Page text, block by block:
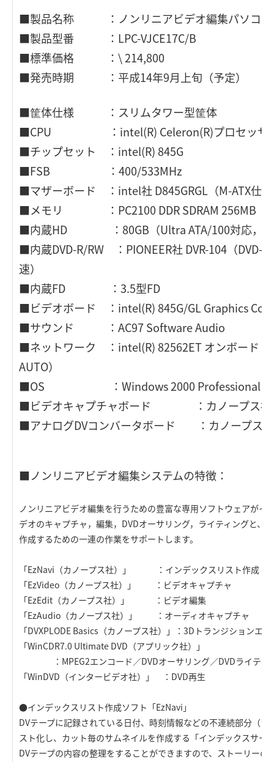
■製品名称 ：ノンリニアビデオ編集パソコン
■製品型番 ：LPC-VJCE17C/B
■標準価格 ：\ 214,800
■発売時期 ：平成14年9月上旬（予定）
■筐体仕様 ：スリムタワー型筐体
■CPU ：intel(R) Celeron(R)プロセッサ
■チップセット ：intel(R) 845G
■FSB ：400/533MHz
■マザーボード ：intel社 D845GRGL（M-ATX仕
■メモリ ：PC2100 DDR SDRAM 256MB（
■内蔵HD ：80GB（Ultra ATA/100対応，
■内蔵DVD-R/RW ：PIONEER社 DVR-104（DVD-R
速）
■内蔵FD ：3.5型FD
■ビデオボード ：intel(R) 845G/GL Graphics
■サウンド ：AC97 Software Audio
■ネットワーク ：intel(R) 82562ET オンボード（
AUTO）
■OS ：Windows 2000 Professionalプリ
■ビデオキャプチャボード ：カノープス社
■アナログDVコンバータボード ：カノープス社
■ノンリニアビデオ編集システムの特徴：
ノンリニアビデオ編集を行うための豊富な専用ソフトウェアがイ
デオのキャプチャ，編集，DVDオーサリング，ライティングと、
作成するための一連の作業をサポートします。
「EzNavi（カノープス社）」 ：インデックスリスト作成
「EzVideo（カノープス社）」 ：ビデオキャプチャ
「EzEdit（カノープス社）」 ：ビデオ編集
「EzAudio（カノープス社）」 ：オーディオキャプチャ
「DVXPLODE Basics（カノープス社）」：3Dトランジションエ
「WinCDR7.0 Ultimate DVD（アプリック社）」
：MPEG2エンコード／DVDオーサリング／DVDライティ
「WinDVD（インタービデオ社）」 ：DVD再生
●インデックスリスト作成ソフト「EzNavi」
DVテープに記録されている日付、時刻情報などの不連続部分（
スト化し、カット毎のサムネイルを作成する「インデックスサー
DVテープの内容の整理をすることができますので、ストーリーの